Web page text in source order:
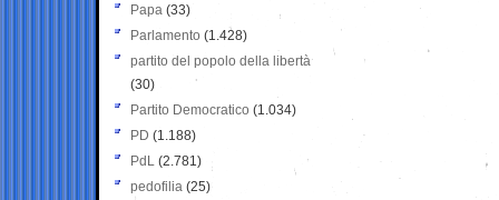
Papa (33)
Parlamento (1.428)
partito del popolo della libertà
(30)
Partito Democratico (1.034)
PD (1.188)
PdL (2.781)
pedofilia (25)